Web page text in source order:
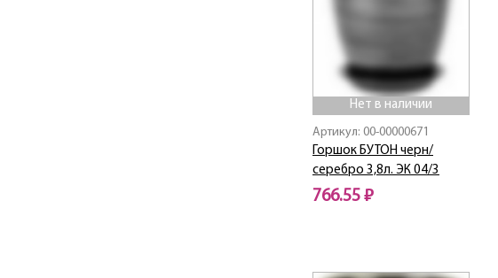
Нет в наличии
Артикул: 00-00000671
Горшок БУТОН черн/
серебро 3,8л. ЭК 04/3
766.55 ₽